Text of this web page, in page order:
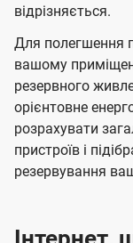
відрізняється.
Для полегшення
вашому
резервного
орієнтовне
розрахувати
пристроїв і
резервування